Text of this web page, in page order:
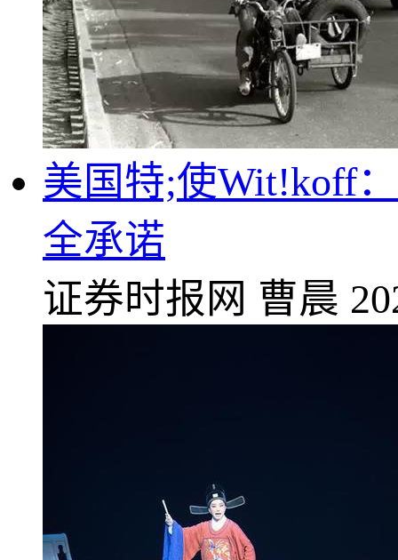
美国特;使Wit!koff
全承诺
证券时报网 曹晨